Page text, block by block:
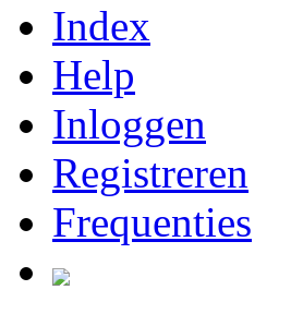
Index
Help
Inloggen
Registreren
Frequenties